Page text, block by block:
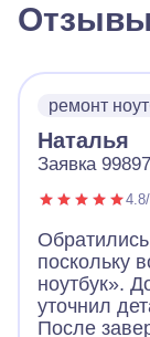
Отзывы
ремонт
Наталья
Заявка
поскольку
ноутбук».
уточнил
После